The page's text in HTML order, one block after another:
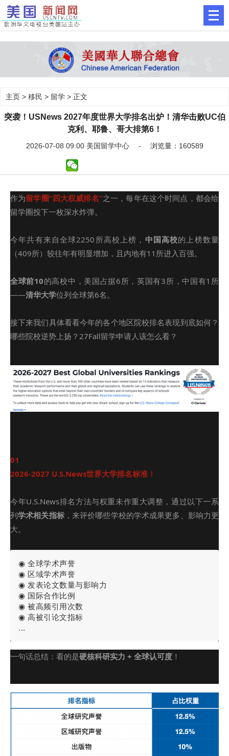
主页 > 移民 > 留学 > 正文
突袭！USNews 2027年度世界大学排名出炉！清华击败UC伯
克利、耶鲁、哥大排第6！
2026-07-08 09:00 美国留学中心 - 浏览量：160589
作为留学圈“四大权威排名”之一，每年在这个时间点， 都会给
留学圈投下一枚深水炸弹。
今年共有来自全球2250所高校上榜， 中国高校的上榜数量
（409所）较往年有明显增加，且内地有11所进入百强。
全球前10的高校中，美国占据6所，英国有3所，中国有1所
——清华大学位列全球第6名。
接下来我们具体看看今年的各个地区院校排名表现到底如何？
哪些院校逆势上扬？27Fall留学申请人该怎么看？
01
2026-2027 U.S.News世界大学排名标准！
今年U.S.News排名方法与权重未作重大调整，通过以下一系
列学术相关指标，来评价哪些学校的学术成果更多、影响力更
大。
◉ 全球学术声誉
◉ 区域学术声誉
◉ 发表论文数量与影响力
◉ 国际合作比例
◉ 被高频引用次数
◉ 高被引论文指标
...
一句话总结：看的是硬核科研实力 + 全球认可度 ！